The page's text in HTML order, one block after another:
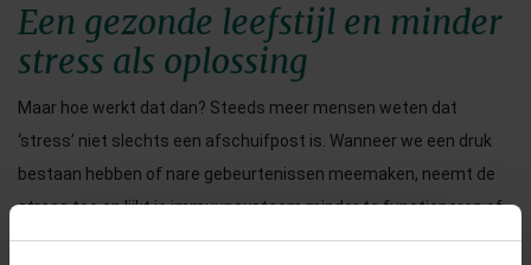
Een gezonde leefstijl en minder
stress als oplossing
Maar hoe werkt dat dan? Steeds meer mensen weten dat
‘stress’ niet slechts een afschuifpost is. Wanneer we een druk
bestaan hebben of nare gebeurtenissen meemaken, neemt de
stress toe en lijkt je immuunsysteem minder te functioneren of
ontstaan er lichamelijke ongemakken. Je ondervindt stress- of